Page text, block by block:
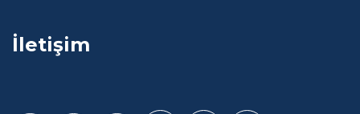
İletişim